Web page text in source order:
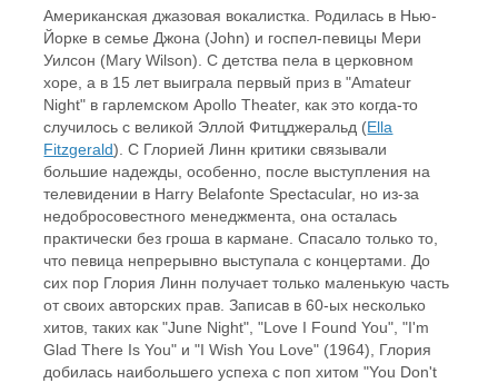
Американская джазовая вокалистка. Родилась в Нью-
Йорке в семье Джона (John) и госпел-певицы Мери
Уилсон (Mary Wilson). С детства пела в церковном
хоре, а в 15 лет выиграла первый приз в "Amateur
Night" в гарлемском Apollo Theater, как это когда-то
случилось с великой Эллой Фитцджеральд (Ella
Fitzgerald). С Глорией Линн критики связывали
большие надежды, особенно, после выступления на
телевидении в Harry Belafonte Spectacular, но из-за
недобросовестного менеджмента, она осталась
практически без гроша в кармане. Спасало только то,
что певица непрерывно выступала с концертами. До
сих пор Глория Линн получает только маленькую часть
от своих авторских прав. Записав в 60-ых несколько
хитов, таких как "June Night", "Love I Found You", "I'm
Glad There Is You" и "I Wish You Love" (1964), Глория
добилась наибольшего успеха с поп хитом "You Don't